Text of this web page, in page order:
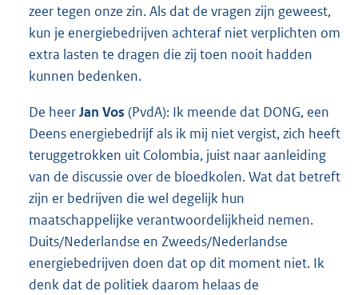
zeer tegen onze zin. Als dat de vragen zijn geweest,
kun je energiebedrijven achteraf niet verplichten om
extra lasten te dragen die zij toen nooit hadden
kunnen bedenken.
De heerJan Vos (PvdA): Ik meende dat DONG, een
Deens energiebedrijf als ik mij niet vergist, zich heeft
teruggetrokken uit Colombia, juist naar aanleiding
van de discussie over de bloedkolen. Wat dat betreft
zijn er bedrijven die wel degelijk hun
maatschappelijke verantwoordelijkheid nemen.
Duits/Nederlandse en Zweeds/Nederlandse
energiebedrijven doen dat op dit moment niet. Ik
denk dat de politiek daarom helaas de